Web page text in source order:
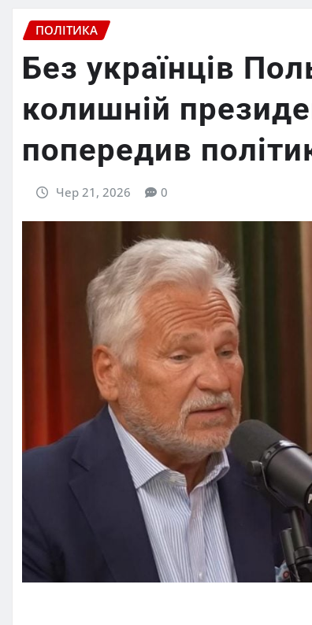
ПОЛІТИКА
Без українців
колишній
попередив
Чер 21, 2026 0